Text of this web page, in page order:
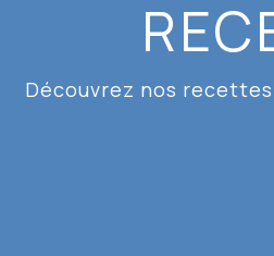
Découvrez nos